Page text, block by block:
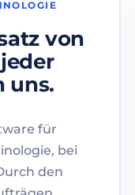
von
uns.
für
bei
den